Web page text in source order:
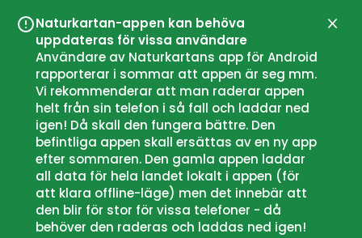
Naturkartan-appen kan behöva
uppdateras för vissa användare
Användare av Naturkartans app för Android
rapporterar i sommar att appen är seg mm.
Vi rekommenderar att man raderar appen
helt från sin telefon i så fall och laddar ned
igen! Då skall den fungera bättre. Den
befintliga appen skall ersättas av en ny app
efter sommaren. Den gamla appen laddar
all data för hela landet lokalt i appen (för
att klara offline-läge) men det innebär att
den blir för stor för vissa telefoner - då
behöver den raderas och laddas ned igen!